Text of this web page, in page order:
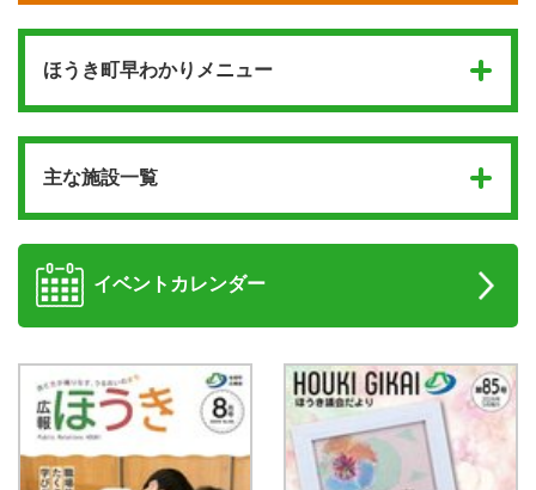
ほうき町早わかりメニュー
主な施設一覧
イベントカレンダー